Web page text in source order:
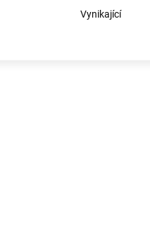
Vynikající